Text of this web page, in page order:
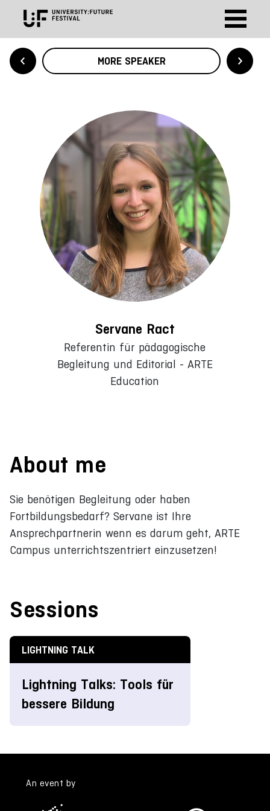
MORE SPEAKER
Servane Ract
Referentin für pädagogische
Begleitung und Editorial - ARTE
Education
About me
Sie benötigen Begleitung oder haben
Fortbildungsbedarf? Servane ist Ihre
Ansprechpartnerin wenn es darum geht, ARTE
Campus unterrichtszentriert einzusetzen!
Sessions
LIGHTNING TALK
Lightning Talks: Tools für
bessere Bildung
An event by